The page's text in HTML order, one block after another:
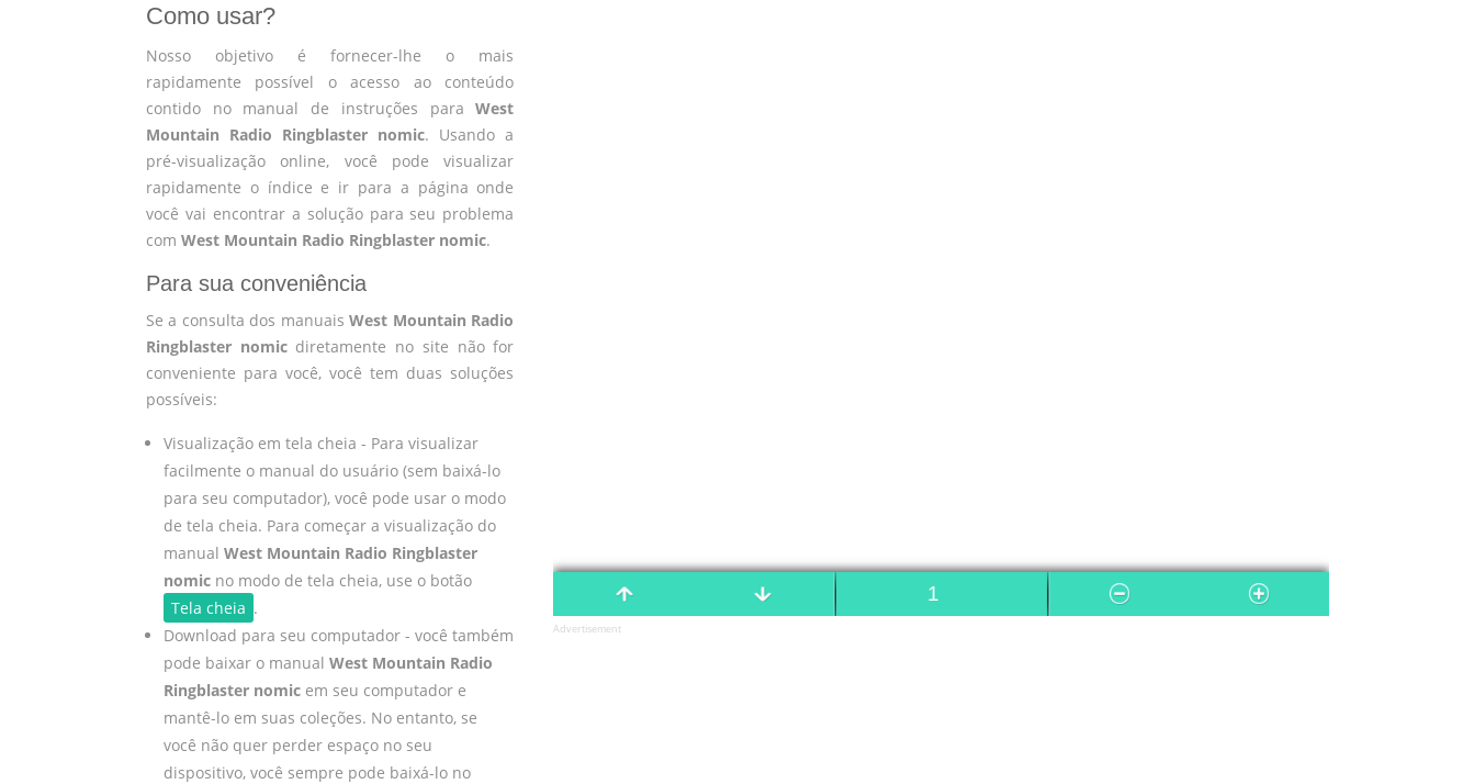
Como usar?
Nosso objetivo é fornecer-lhe o mais
rapidamente possível o acesso ao conteúdo
contido no manual de instruções paraWest
Mountain Radio Ringblaster nomic. Usando a
pré-visualização online, você pode visualizar
rapidamente o índice e ir para a página onde
você vai encontrar a solução para seu problema
com West Mountain Radio Ringblaster nomic.
Para sua conveniência
Se a consulta dos manuaisWest Mountain Radio
Ringblaster nomicdiretamente no site não for
conveniente para você, você tem duas soluções
possíveis:
Visualização em tela cheia - Para visualizar
facilmente o manual do usuário (sem baixá-lo
para seu computador), você pode usar o modo
de tela cheia. Para começar a visualização do
manual West Mountain Radio Ringblaster
nomicno modo de tela cheia, use o botão
Tela cheia .
Download para seu computador - você também
pode baixar o manual West Mountain Radio
Ringblaster nomicem seu computador e
mantê-lo em suas coleções. No entanto, se
você não quer perder espaço no seu
dispositivo, você sempre pode baixá-lo no
Advertisement